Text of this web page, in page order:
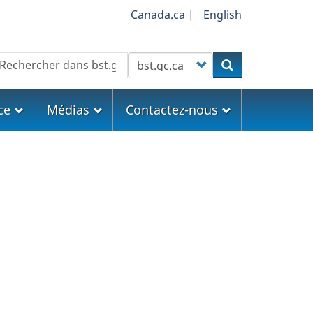
Canada.ca | English
Customize your searchRechercher
Médias Contactez-nous